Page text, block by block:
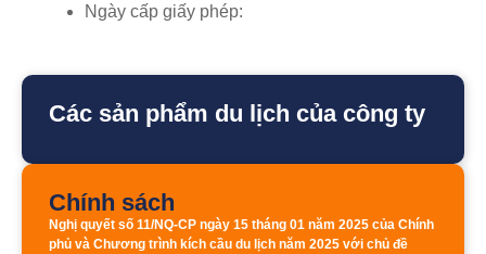
Ngày cấp giấy phép:
Các sản phẩm du lịch của công ty
Chính sách
Nghị quyết số 11/NQ-CP ngày 15 tháng 01 năm 2025 của Chính
phủ và Chương trình kích cầu du lịch năm 2025 với chủ đề